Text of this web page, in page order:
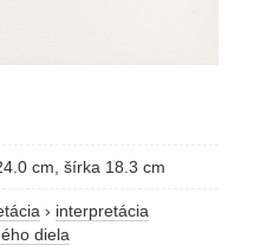
cm, šírka 18.3 cm
› interpretácia
diela